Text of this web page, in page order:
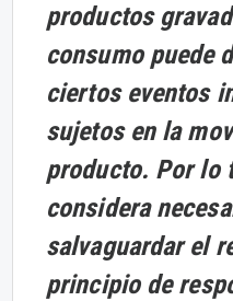
productos
consumo puede
ciertos eventos
sujetos en la
producto. Por lo
considera
salvaguardar el
principio de